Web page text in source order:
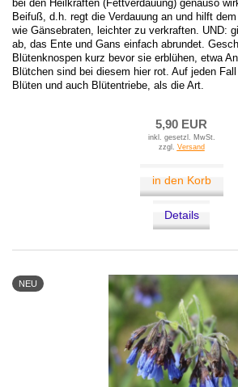
bei den Heilkräften (Fettverdauung) genauso
Beifuß, d.h. regt die Verdauung an und hilft
wie Gänsebraten, leichter zu verkraften. UND:
ab, das Ente und Gans einfach abrundet.
Blütenknospen kurz bevor sie erblühen, etwa
Blütchen sind bei diesem hier rot. Auf jeden
Blüten und auch Blütentriebe, als die Art.
5,90 EUR
inkl. gesetzl. MwSt.
zzgl. Versand
in den Korb
Details
NEU